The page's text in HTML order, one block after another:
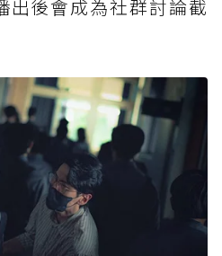
出後會成為社群討論截